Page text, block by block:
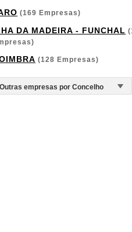
(169 Empresas)
DA MADEIRA - FUNCHAL
(128 Empresas)